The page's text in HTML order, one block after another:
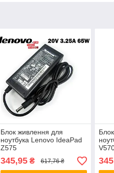
Блок живлення для
ноутбука Lenovo IdeaPad
Z575
345,95₴ 617,76 ₴